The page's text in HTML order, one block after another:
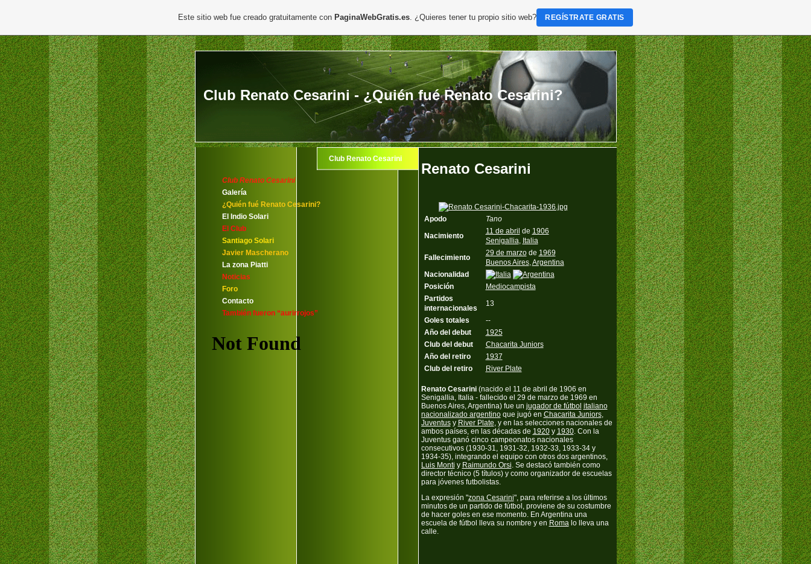
Club Renato Cesarini - ¿Quién fué Renato Cesarini?
Club Renato Cesarini
Club Renato Cesarini
Galería
¿Quién fué Renato Cesarini?
El Indio Solari
El Club
Santiago Solari
Javier Mascherano
La zona Piatti
Noticias
Foro
Contacto
También fueron “aurirrojos”
Renato Cesarini
Apodo
Tano
Nacimiento
11 de abril de 1906
Senigallia, Italia
Fallecimiento
29 de marzode 1969
Buenos Aires,Argentina
Nacionalidad
Posición
Mediocampista
Partidos
internacionales
13
Goles totales
--
Año del debut
1925
Club del debut
Chacarita Juniors
Año del retiro
1937
Club del retiro
River Plate
Renato Cesarini(nacido el 11 de abril de 1906 en
Senigallia, Italia - fallecido el 29 de marzo de 1969 en
Buenos Aires, Argentina) fue un jugador de fútbol italiano
nacionalizado argentinoque jugó en Chacarita Juniors,
Juventusy River Plate, y en las selecciones nacionales de
ambos países, en las décadas de 1920y 1930. Con la
Juventus ganó cinco campeonatos nacionales
consecutivos (1930-31, 1931-32, 1932-33, 1933-34 y
1934-35), integrando el equipo con otros dos argentinos,
Luis Monti y Raimundo Orsi. Se destacó también como
director técnico (5 títulos) y como organizador de escuelas
para jóvenes futbolistas.
La expresión "zona Cesarini", para referirse a los últimos
minutos de un partido de fútbol, proviene de su costumbre
de hacer goles en ese momento. En Argentina una
escuela de fútbol lleva su nombre y en Romalo lleva una
calle.
Este sitio web fue creado gratuitamente con PaginaWebGratis.es. ¿Quieres tener tu propio sitio web? REGÍSTRATE GRATIS